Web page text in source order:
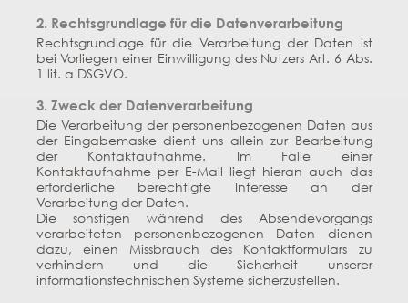
2. Rechtsgrundlage für die Datenverarbeitung
Rechtsgrundlage für die Verarbeitung der Daten ist
bei Vorliegen einer Einwilligung des Nutzers Art. 6 Abs.
1 lit. a DSGVO.
3. Zweck der Datenverarbeitung
Die Verarbeitung der personenbezogenen Daten aus
der Eingabemaske dient uns allein zur Bearbeitung
der Kontaktaufnahme. Im Falle einer
Kontaktaufnahme per E-Mail liegt hieran auch das
erforderliche berechtigte Interesse an der
Verarbeitung der Daten.
Die sonstigen während des Absendevorgangs
verarbeiteten personenbezogenen Daten dienen
dazu, einen Missbrauch des Kontaktformulars zu
verhindern und die Sicherheit unserer
informationstechnischen Systeme sicherzustellen.